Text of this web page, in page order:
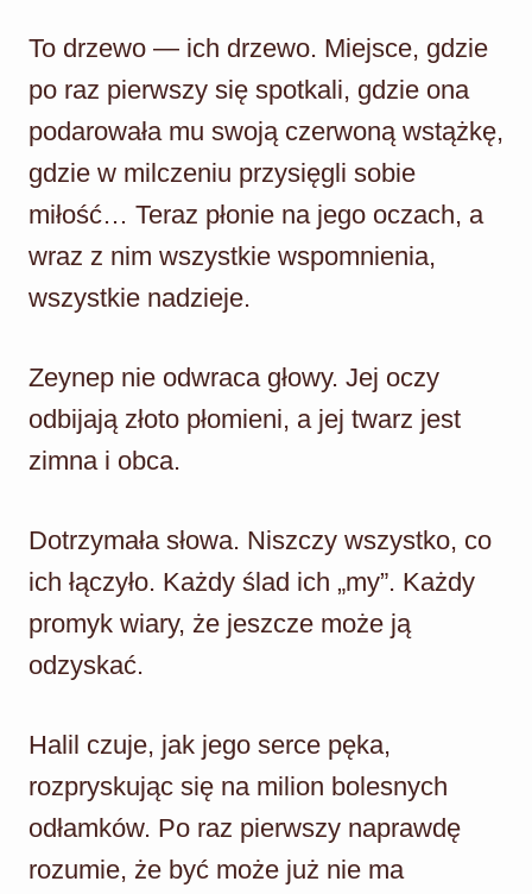
To drzewo — ich drzewo. Miejsce, gdzie
po raz pierwszy się spotkali, gdzie ona
podarowała mu swoją czerwoną wstążkę,
gdzie w milczeniu przysięgli sobie
miłość… Teraz płonie na jego oczach, a
wraz z nim wszystkie wspomnienia,
wszystkie nadzieje.
Zeynep nie odwraca głowy. Jej oczy
odbijają złoto płomieni, a jej twarz jest
zimna i obca.
Dotrzymała słowa. Niszczy wszystko, co
ich łączyło. Każdy ślad ich „my”. Każdy
promyk wiary, że jeszcze może ją
odzyskać.
Halil czuje, jak jego serce pęka,
rozpryskując się na milion bolesnych
odłamków. Po raz pierwszy naprawdę
rozumie, że być może już nie ma